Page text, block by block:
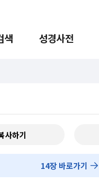
색 성경사전
사하기
14장 바로가기